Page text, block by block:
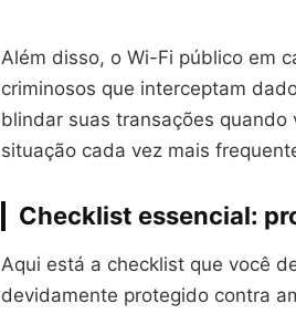
Além disso, o Wi-Fi público em
criminosos que interceptam
blindar suas transações
situação cada vez mais
Checklist essencial:
Aqui está a checklist que você
devidamente protegido contra